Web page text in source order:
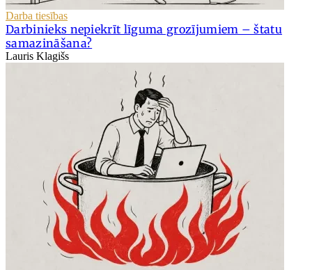
Darba tiesības
Darbinieks nepiekrīt līguma grozījumiem – štatu
samazināšana?
Lauris Klagišs